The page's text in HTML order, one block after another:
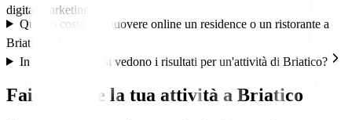
digital marketing?
Quanto costa promuovere online un residence o un ristorante a
Briatico?
In quanto tempo si vedono i risultati per un'attività di Briatico?
Fai crescere la tua attività a Briatico